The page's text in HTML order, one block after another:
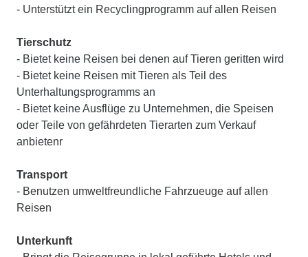
- Unterstützt ein Recyclingprogramm auf allen Reisen
Tierschutz
- Bietet keine Reisen bei denen auf Tieren geritten wird
- Bietet keine Reisen mit Tieren als Teil des
Unterhaltungsprogramms an
- Bietet keine Ausflüge zu Unternehmen, die Speisen
oder Teile von gefährdeten Tierarten zum Verkauf
anbietenr
Transport
- Benutzen umweltfreundliche Fahrzueuge auf allen
Reisen
Unterkunft